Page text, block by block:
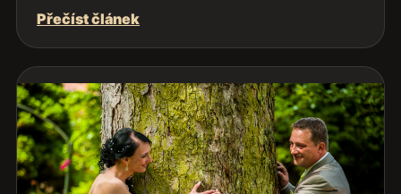
Přečíst článek